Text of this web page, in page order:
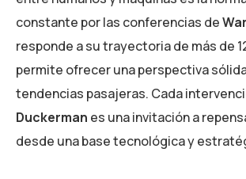
constante por las conferencias de
responde a su trayectoria de más de
permite ofrecer una perspectiva
tendencias pasajeras. Cada
Duckerman es una invitación a
desde una base tecnológica y